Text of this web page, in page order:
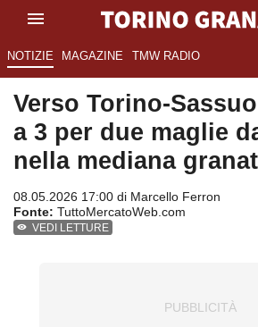
NOTIZIE MAGAZINE TMW RADIO
Verso Torino-
a 3 per due maglie
nella mediana
08.05.2026 17:00 di Marcello Ferron
Fonte: TuttoMercatoWeb.com
VEDI LETTURE